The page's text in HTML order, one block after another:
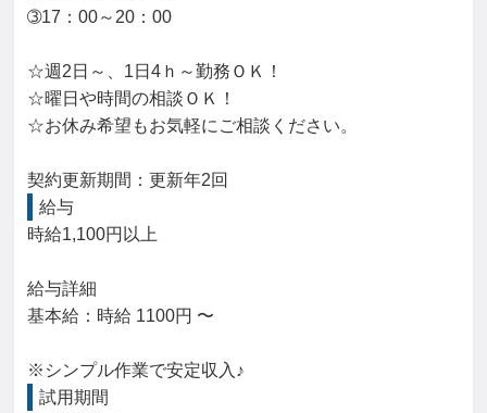
➂17：00～20：00
☆週2日～、1日4ｈ～勤務ＯＫ！
☆曜日や時間の相談ＯＫ！
☆お休み希望もお気軽にご相談ください。
契約更新期間：更新年2回
給与
時給1,100円以上
給与詳細
基本給：時給 1100円 〜
※シンプル作業で安定収入♪
試用期間